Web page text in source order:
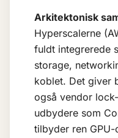
Arkitektonisk
Hyperscalerne
fuldt integrerede
storage,
koblet. Det giver
også vendor
udbydere som
tilbyder ren